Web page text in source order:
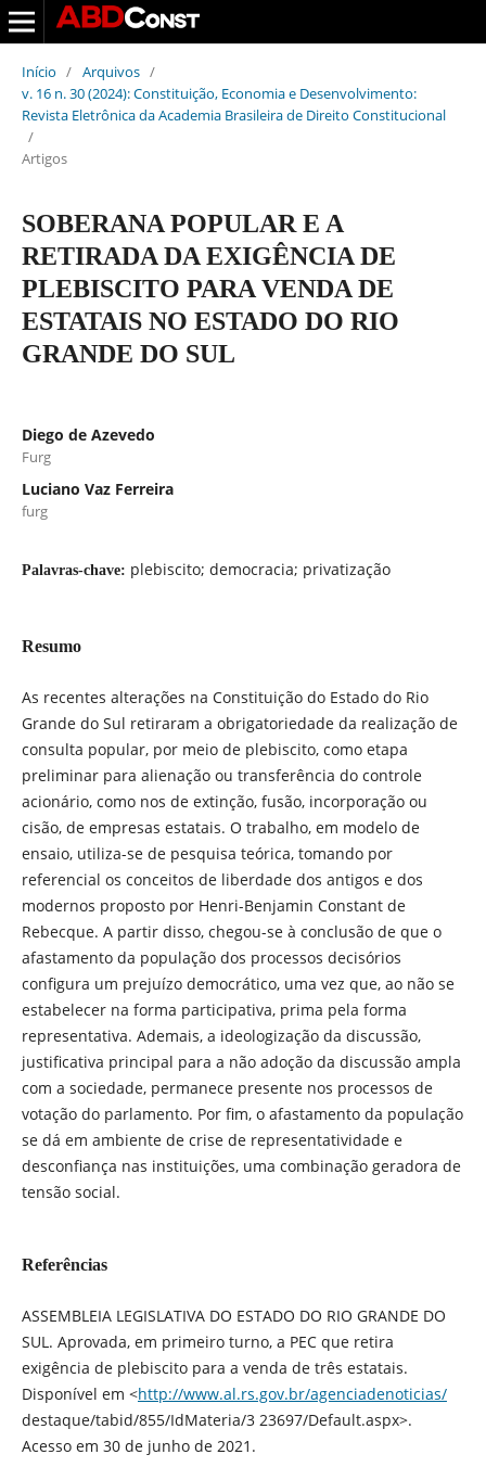
Início / Arquivos /
v. 16 n. 30 (2024): Constituição, Economia e Desenvolvimento:
Revista Eletrônica da Academia Brasileira de Direito Constitucional
/
Artigos
SOBERANA POPULAR E A
RETIRADA DA EXIGÊNCIA DE
PLEBISCITO PARA VENDA DE
ESTATAIS NO ESTADO DO RIO
GRANDE DO SUL
Diego de Azevedo
Furg
Luciano Vaz Ferreira
furg
Palavras-chave: plebiscito; democracia; privatização
Resumo
As recentes alterações na Constituição do Estado do Rio
Grande do Sul retiraram a obrigatoriedade da realização de
consulta popular, por meio de plebiscito, como etapa
preliminar para alienação ou transferência do controle
acionário, como nos de extinção, fusão, incorporação ou
cisão, de empresas estatais. O trabalho, em modelo de
ensaio, utiliza-se de pesquisa teórica, tomando por
referencial os conceitos de liberdade dos antigos e dos
modernos proposto por Henri-Benjamin Constant de
Rebecque. A partir disso, chegou-se à conclusão de que o
afastamento da população dos processos decisórios
configura um prejuízo democrático, uma vez que, ao não se
estabelecer na forma participativa, prima pela forma
representativa. Ademais, a ideologização da discussão,
justificativa principal para a não adoção da discussão ampla
com a sociedade, permanece presente nos processos de
votação do parlamento. Por fim, o afastamento da população
se dá em ambiente de crise de representatividade e
desconfiança nas instituições, uma combinação geradora de
tensão social.
Referências
ASSEMBLEIA LEGISLATIVA DO ESTADO DO RIO GRANDE DO
SUL. Aprovada, em primeiro turno, a PEC que retira
exigência de plebiscito para a venda de três estatais.
Disponível em <http://www.al.rs.gov.br/agenciadenoticias/
destaque/tabid/855/IdMateria/3 23697/Default.aspx>.
Acesso em 30 de junho de 2021.